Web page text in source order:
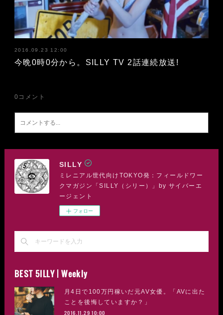
2016.09.23 12:00
今晩0時0分から。SILLY TV 2話連続放送!
0 コメント
SILLY
ミレニアル世代向けTOKYO発：フィールドワー
クマガジン「SILLY（シリー）」by サイバーエ
ージェント
フォロー
BEST 5ILLY | Weekly
月4日で100万円稼いだ元AV女優。「AVに出た
ことを後悔していますか？」
2016.11.29 10:00